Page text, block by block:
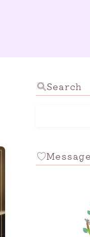
Search
Message